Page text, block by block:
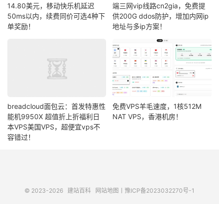
14.80美元，移动快乐机延迟
50ms以内，续费同价可选4种下
单奖励！
端三网vip线路cn2gia，免费提
供200G ddos防护，增加内网ip
地址与多ip方案！
breadcloud面包云：首发特惠性
能机9950X 超值折上折福利日
本VPS美国VPS，超便宜vps不
容错过！
免费VPS羊毛速度，1核512M
NAT VPS，香港机房！
© 2023-2026 建站百科 网站地图 豫ICP备2023032270号-1